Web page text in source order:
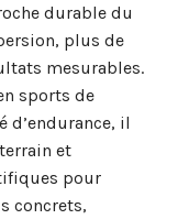
durable du
plus de
mesurables.
sports de
d’endurance, il
et
pour
concrets,